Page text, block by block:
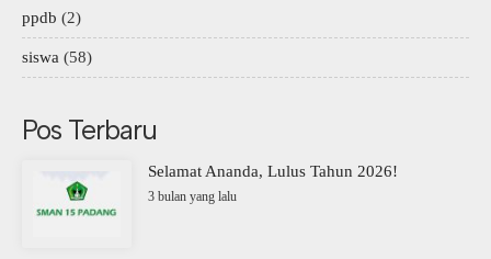
ppdb (2)
siswa (58)
Pos Terbaru
Selamat Ananda, Lulus Tahun 2026!
3 bulan yang lalu